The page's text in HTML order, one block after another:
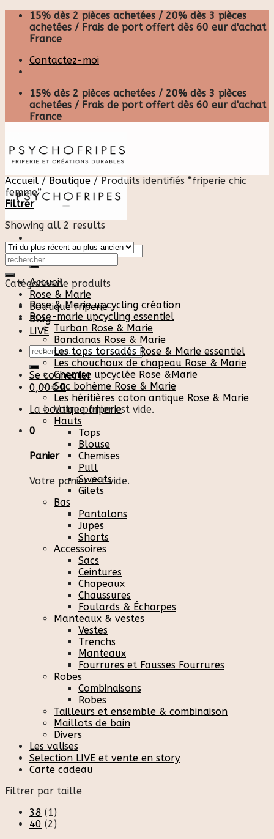
Skip
content
15% dès 2 pièces achetées / 20% dès 3 pièces
achetées / Frais de port offert dès 60 eur d'achat
France
Contactez-moi
15% dès 2 pièces achetées / 20% dès 3 pièces
achetées / Frais de port offert dès 60 eur d'achat
France
Recherche
pour :
Accueil
Rose & Marie
Boutique friperie
Blog
LIVE
Recherche
pour :
Se connecter
0,00€ 0
Votre panier est vide.
0
Panier
Votre panier est vide.
Accueil / Boutique /Produits identifiés “friperie chic
femme”
Filtrer
Showing all 2 results
Catégories de produits
Rose & Marie upcycling création
Rose-marie upcycling essentiel
Turban Rose & Marie
Bandanas Rose & Marie
Les tops torsadés Rose & Marie essentiel
Les chouchoux de chapeau Rose & Marie
Chemise upcyclée Rose &Marie
Sac bohème Rose & Marie
Les héritières coton antique Rose & Marie
La boutique friperie
Hauts
Tops
Blouse
Chemises
Pull
Sweats
Gilets
Bas
Pantalons
Jupes
Shorts
Accessoires
Sacs
Ceintures
Chapeaux
Chaussures
Foulards & Écharpes
Manteaux & vestes
Vestes
Trenchs
Manteaux
Fourrures et Fausses Fourrures
Robes
Combinaisons
Robes
Tailleurs et ensemble & combinaison
Maillots de bain
Divers
Les valises
Selection LIVE et vente en story
Carte cadeau
Filtrer par taille
38 (1)
40 (2)